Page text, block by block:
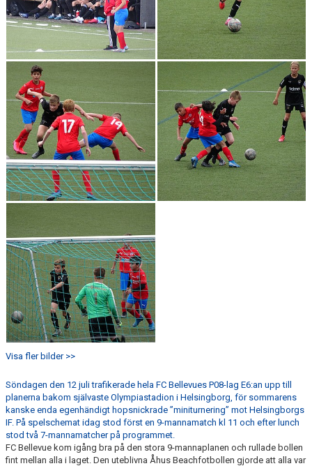
VÄRDEGRUND
TRÄNARUTBILDNING
SUPPORTERPRYLAR
GÅBOLL
PROJEKT
DOMARE
GYMKORT NORDIC WELLNESS
FYSTRÄNING
POLICY SOCIALA MEDIER
FRITIDSKORTET 2026
Visa fler bilder >>
Söndagen den 12 juli trafikerade hela FC Bellevues P08-lag E6:an upp till
planerna bakom självaste Olympiastadion i Helsingborg, för sommarens
kanske enda egenhändigt hopsnickrade ”miniturnering” mot Helsingborgs
IF. På spelschemat idag stod först en 9-mannamatch kl 11 och efter lunch
stod två 7-mannamatcher på programmet.
FC Bellevue kom igång bra på den stora 9-mannaplanen och rullade bollen
fint mellan alla i laget. Den uteblivna Åhus Beachfotbollen gjorde att alla var